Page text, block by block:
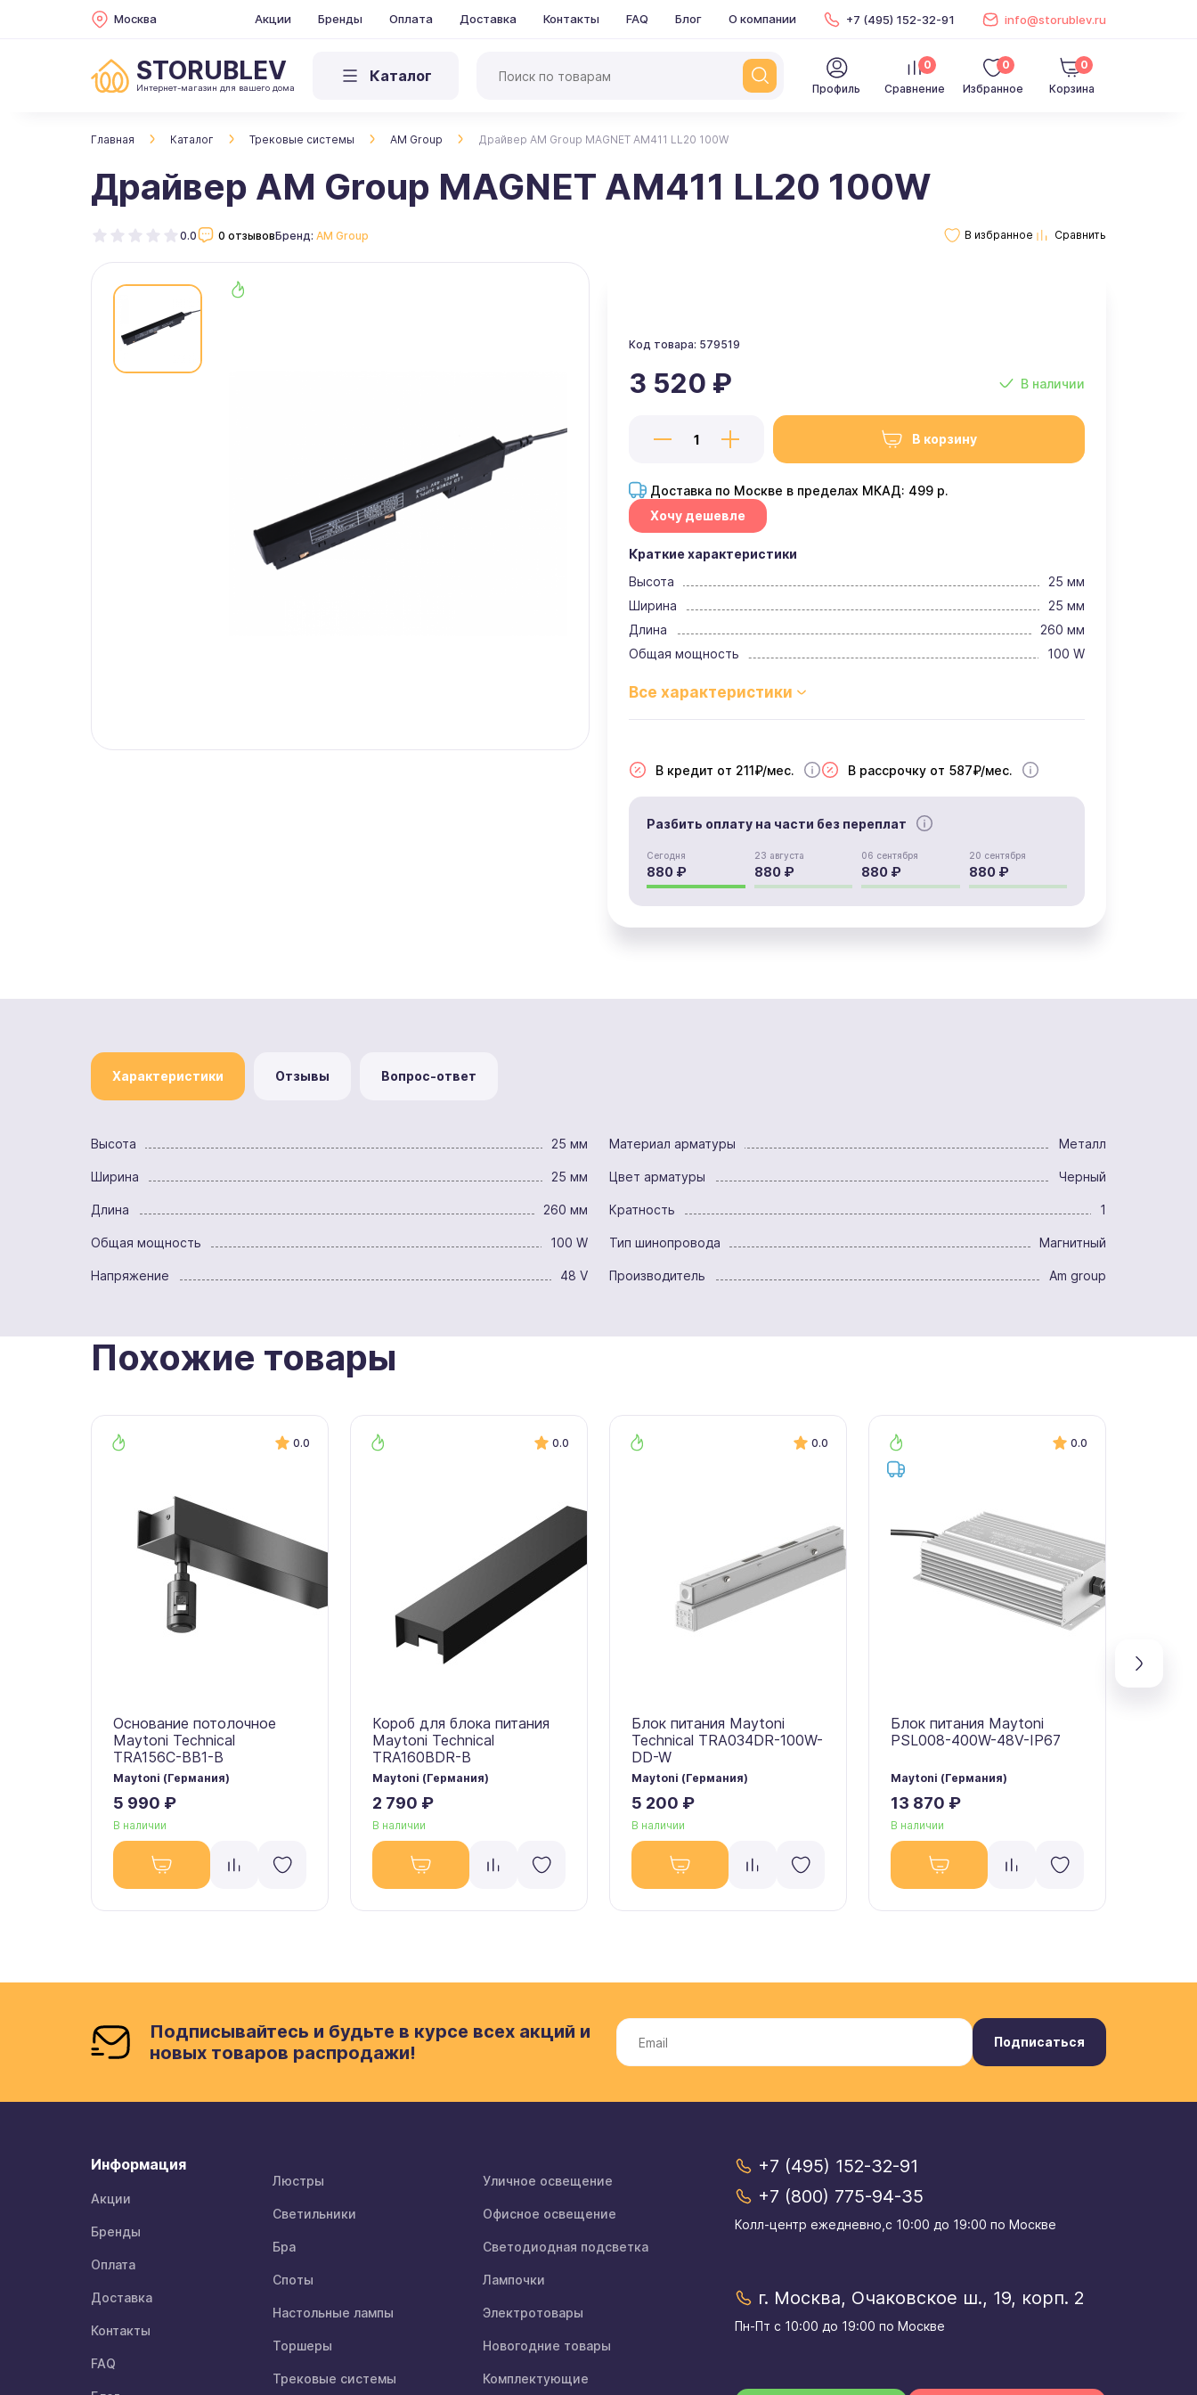
Москва Акции Бренды Оплата Доставка Контакты FAQ Блог О компании +7 (495) 152-32-91 info@storublev.ru
STORUBLEV
Интернет-магазин для вашего дома
Каталог
Профиль Сравнение
0
Избранное
0
Корзина
0
Главная Каталог Трековые системы AM Group Драйвер AM Group MAGNET AM411 LL20 100W
Драйвер AM Group MAGNET AM411 LL20 100W
0.0 0 отзывовБренд: AM Group
Код товара: 579519
В наличии
3 520 ₽
В корзину
Доставка по Москве в пределах МКАД: 499 р.
Хочу дешевле
Краткие характеристики
Высота
25 мм
Ширина
25 мм
Длина
260 мм
Общая мощность
100 W
В кредит от 211₽/мес. В рассрочку от 587₽/мес.
Разбить оплату на части без переплат
Сегодня
880 ₽
23 августа
880 ₽
06 сентября
880 ₽
20 сентября
880 ₽
Характеристики Отзывы Вопрос-ответ
Высота 25 мм
Ширина 25 мм
Длина 260 мм
Общая мощность 100 W
Напряжение 48 V
Материал арматуры Металл
Цвет арматуры Черный
Кратность 1
Тип шинопровода Магнитный
Производитель Am group
Похожие товары
0.0
Основание потолочное
Maytoni Technical
TRA156C-BB1-B
Maytoni (Германия)
5 990 ₽
В наличии
0.0
Короб для блока питания
Maytoni Technical
TRA160BDR-B
Maytoni (Германия)
2 790 ₽
В наличии
0.0
Блок питания Maytoni
Technical TRA034DR-100W-
DD-W
Maytoni (Германия)
5 200 ₽
В наличии
0.0
Блок питания Maytoni
PSL008-400W-48V-IP67
Maytoni (Германия)
13 870 ₽
В наличии
Подписывайтесь и будьте в курсе всех акций и
новых товаров распродажи!
Подписаться
Информация
Акции
Бренды
Оплата
Доставка
Контакты
FAQ
Люстры
Светильники
Бра
Споты
Настольные лампы
Торшеры
Трековые системы
Уличное освещение
Офисное освещение
Светодиодная подсветка
Лампочки
Электротовары
Новогодние товары
Комплектующие
+7 (495) 152-32-91
+7 (800) 775-94-35
Колл-центр eжедневно,с 10:00 до 19:00 по Москве
г. Москва, Очаковское ш., 19, корп. 2
Пн-Пт с 10:00 до 19:00 по Москве